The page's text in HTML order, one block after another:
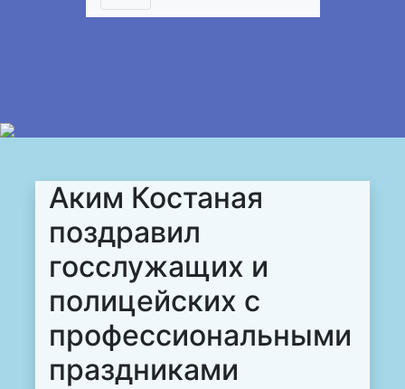
Аким Костаная
поздравил
госслужащих и
полицейских с
профессиональными
праздниками